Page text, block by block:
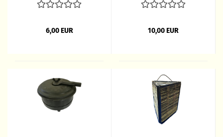
6,00 EUR 10,00 EUR